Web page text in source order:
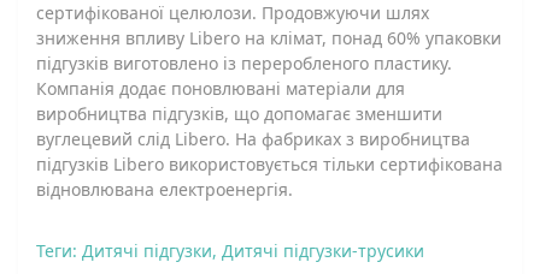
сертифікованої целюлози. Продовжуючи шлях
зниження впливу Libero на клімат, понад 60% упаковки
підгузків виготовлено із переробленого пластику.
Компанія додає поновлювані матеріали для
виробництва підгузків, що допомагає зменшити
вуглецевий слід Libero. На фабриках з виробництва
підгузків Libero використовується тільки сертифікована
відновлювана електроенергія.
Теги: Дитячі підгузки, Дитячі підгузки-трусики